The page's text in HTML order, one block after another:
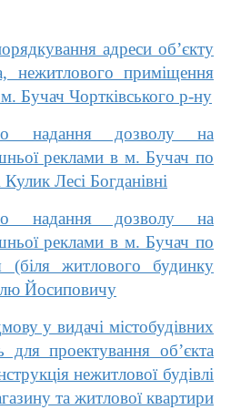
адреси об’єкту
нежитлового приміщення
Бучач Чортківського р-ну
дозволу на
реклами в м. Бучач по
Лесі Богданівні
дозволу на
реклами в м. Бучач по
житлового будинку
Йосиповичу
у видачі містобудівних
проектування об’єкта
нежитлової будівлі
та житлової квартири